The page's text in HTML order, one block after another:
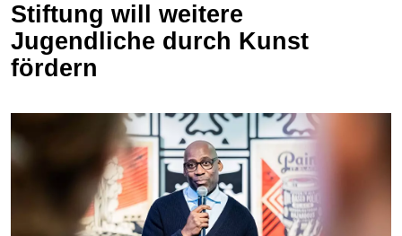
Stiftung will weitere
Jugendliche durch Kunst
fördern